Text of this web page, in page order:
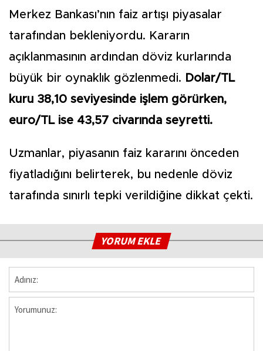
Merkez Bankası’nın faiz artışı piyasalar
tarafından bekleniyordu. Kararın
açıklanmasının ardından döviz kurlarında
büyük bir oynaklık gözlenmedi. Dolar/TL
kuru 38,10 seviyesinde işlem görürken,
euro/TL ise 43,57 civarında seyretti.
Uzmanlar, piyasanın faiz kararını önceden
fiyatladığını belirterek, bu nedenle döviz
tarafında sınırlı tepki verildiğine dikkat çekti.
YORUM EKLE